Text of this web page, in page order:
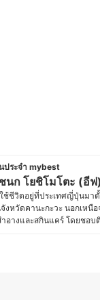
ประจำ mybest
นก โยชิโมโตะ (อีฟ
ชีวิตอยู่ที่ประเทศญี่ปุ่นมาตั้
งหวัดคานะกะวะ นอกเหนื
ำอางและสกินแคร์ โดยช